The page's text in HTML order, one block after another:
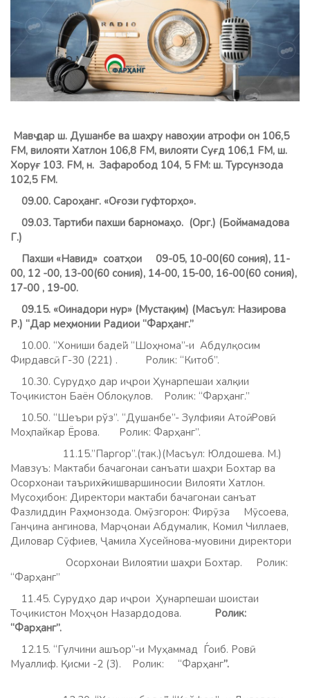
Мавҷ дар ш. Душанбе ва шаҳру навоҳии атрофи он 106,5
FM, вилояти Хатлон 106,8 FМ, вилояти Суғд 106,1 FM, ш.
Хоруғ 103. FM, н. Зафаробод 104, 5 FM: ш. Турсунзода
102,5 FM.
09.00. Сароҳанг. «Оғози гуфторҳо».
09.03.Тартиби пахши барномаҳо. (Орг.) (Боймамадова
Г.)
Пахши «Навид» соатҳои 09-05, 10-00(60 сония), 11-
00, 12 -00, 13-00(60 сония), 14-00, 15-00, 16-00(60 сония),
17-00 , 19-00.
09.15. «Оинадори нур» (Мустақим) (Масъул: Назирова
Р.) “Дар меҳмонии Радиои “Фарҳанг.”
10.00. “Хониши бадеӣ”. “Шоҳнома”-и Абдулқосим
Фирдавсӣ. Г-30 (221) . Ролик: “Китоб”.
10.30. Сурудҳо дар иҷрои Ҳунарпешаи халқии
Тоҷикистон Баён Облоқулов. Ролик: “Фарҳанг.”
10.50. “Шеъри рўз”. “Душанбе”- Зулфияи Атоӣ. Ровӣ:
Моҳпайкар Ёрова. Ролик: Фарҳанг”.
11.15.”Паргор”.(так.)(Масъул: Юлдошева. М.)
Мавзуъ: Мактаби бачагонаи санъати шаҳри Бохтар ва
Осорхонаи таърихӣ-кишваршиносии Вилояти Хатлон.
Мусоҳибон: Директори мактаби бачагонаи санъат
Фазлиддин Раҳмонзода. Омӯзгорон: Фирӯза Мӯсоева,
Ганҷина ангинова, Марҷонаи Абдумалик, Комил Чиллаев,
Диловар Сӯфиев, Ҷамила Хусейнова-муовини директори
Осорхонаи Вилоятии шаҳри Бохтар. Ролик:
“Фарҳанг”
11.45. Сурудҳо дар иҷрои Ҳунарпешаи шоистаи
Тоҷикистон Моҳҷон Назардодова. Ролик:
“Фарҳанг”.
12.15. “Гулчини ашъор”-и Муҳаммад Ѓоиб. Ровӣ:
Муаллиф. Қисми -2 (3). Ролик: “Фарҳанг”.